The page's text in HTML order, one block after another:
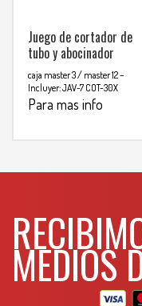
Juego de cortador de
tubo y abocinador
caja master 3 / master 12–
Incluyer:JAV-7 COT-30X
Para mas info
MEDIOS